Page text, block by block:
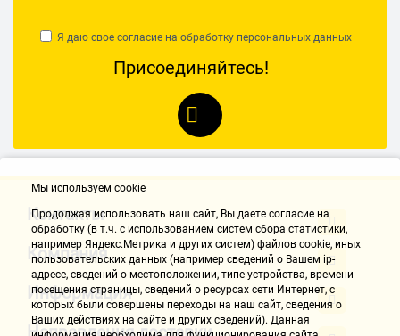
Я даю свое согласие на обработку персональных данных
Присоединяйтесь!
Контакты
Компания
Информация
Мы используем cookie
Продолжая использовать наш cайт, Вы даете согласие на
обработку (в т.ч. с использованием систем сбора статистики,
например Яндекс.Метрика и других систем) файлов cookie, иных
пользовательских данных (например сведений о Вашем ip-
адресе, сведений о местоположении, типе устройства, времени
посещения страницы, сведений о ресурсах сети Интернет, с
которых были совершены переходы на наш сайт, сведения о
Ваших действиях на сайте и других сведений). Данная